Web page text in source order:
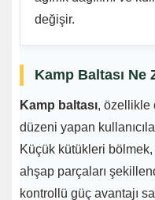
değişir.
Kamp Baltası Ne
Kamp baltası, özellikle
düzeni yapan
Küçük kütükleri bölmek,
ahşap parçaları
kontrollü güç avantajı